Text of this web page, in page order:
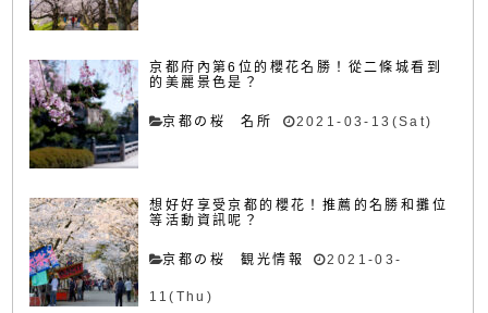
京都府內第6位的櫻花名勝！從二條城看到
的美麗景色是？
京都の桜 名所 2021-03-13(Sat)
想好好享受京都的櫻花！推薦的名勝和攤位
等活動資訊呢？
京都の桜 観光情報 2021-03-
11(Thu)